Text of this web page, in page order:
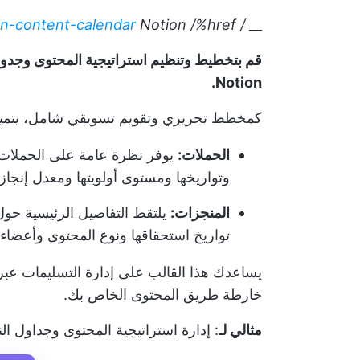
/ href/
content-calendar Notion /%href/
قم بتخطيط وتنظيم استراتيجية المحتوى
Notion.
كمخطط تحريري وتقويم تسويقي شامل، يتميز
الحملات: يوفر نظرة عامة على الحملات
وتواريخها ومستوى أولويتها ومعدل
المنجزات: يلتقط التفاصيل الرئيسية
تواريخ استحقاقها ونوع المحتوى
يساعدك هذا القالب على إدارة التسليمات
خارطة طريق المحتوى الخاص بك.
مثالي لـ: إدارة استراتيجية المحتوى وجداول